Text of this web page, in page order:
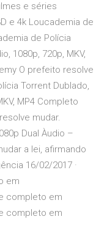
e séries
e 4k Loucademia de
de Polícia
1080p, 720p, MKV,
O prefeito resolve
Torrent Dublado,
MP4 Completo
mudar.
Dual Àudio –
a lei, afirmando
16/02/2017 ·
em
completo em
completo em